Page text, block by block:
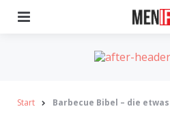
Start Barbecue Bibel – die